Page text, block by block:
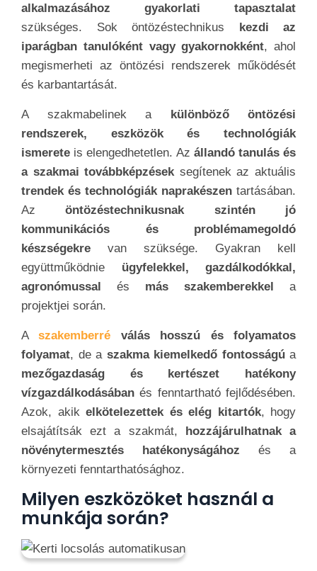
alkalmazásához gyakorlati tapasztalat
szükséges. Sok öntözéstechnikus kezdi az
iparágban tanulóként vagy gyakornokként, ahol
megismerheti az öntözési rendszerek működését
és karbantartását.
A szakmabelinek a különböző öntözési
rendszerek, eszközök és technológiák
ismerete is elengedhetetlen. Az állandó tanulás és
a szakmai továbbképzéseksegítenek az aktuális
trendek és technológiák naprakészen tartásában.
Az öntözéstechnikusnak szintén jó
kommunikációs és problémamegoldó
készségekre van szüksége. Gyakran kell
együttműködnie ügyfelekkel, gazdálkodókkal,
agronómussal és más szakemberekkel a
projektjei során.
Aszakemberré válás hosszú és folyamatos
folyamat, de aszakma kiemelkedő fontosságú a
mezőgazdaság és kertészet hatékony
vízgazdálkodásában és fenntartható fejlődésében.
Azok, akik elkötelezettek és elég kitartók, hogy
elsajátítsák ezt a szakmát, hozzájárulhatnak a
növénytermesztés hatékonyságához és a
környezeti fenntarthatósághoz.
Milyen eszközöket használ a
munkája során?